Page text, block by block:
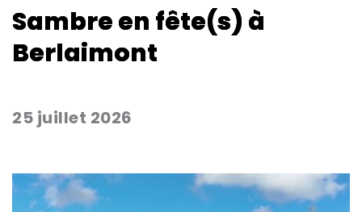
Sambre en fête(s) à
Berlaimont
25 juillet 2026